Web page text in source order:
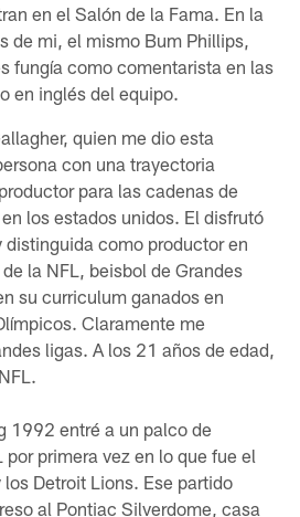
en el Salón de la Fama. En la
de mi, el mismo Bum Phillips,
fungía como comentarista en las
en inglés del equipo.
quien me dio esta
con una trayectoria
para las cadenas de
los estados unidos. El disfrutó
distinguida como productor en
la NFL, beisbol de Grandes
su curriculum ganados en
Claramente me
ligas. A los 21 años de edad,
1992 entré a un palco de
primera vez en lo que fue el
Detroit Lions. Ese partido
al Pontiac Silverdome, casa